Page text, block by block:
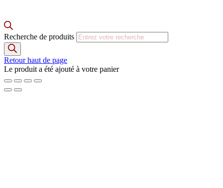
Recherche de produits
Retour haut de page
Le produit a été ajouté à votre panier